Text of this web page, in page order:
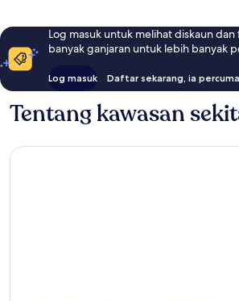
Log masuk untuk melihat diskaun
banyak ganjaran untuk lebih banyak
Log masuk Daftar sekarang, ia percuma
Tentang kawasan